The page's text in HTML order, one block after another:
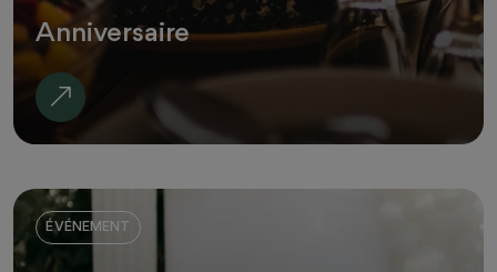
Anniversaire
ÉVÉNEMENT